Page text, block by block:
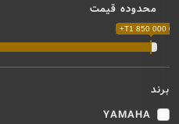
محدوده قیمت
T1 850 000
برند
YAMAHA